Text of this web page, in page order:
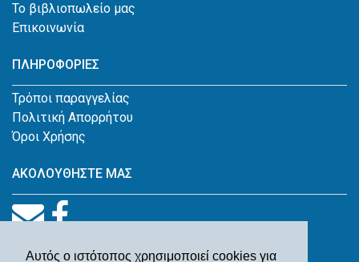
Αυτός ο ιστότοπος χρησιμοποιεί cookies για
Το βιβλιοπωλείο μας
Επικοινωνία
ΠΛΗΡΟΦΟΡΙΕΣ
Τρόποι παραγγελίας
Πολιτική Απορρήτου
Όροι Χρήσης
ΑΚΟΛΟΥΘΗΣΤΕ ΜΑΣ